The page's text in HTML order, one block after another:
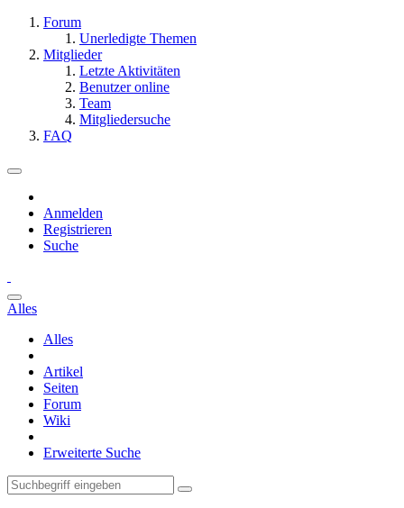
Forum
Unerledigte Themen
Mitglieder
Letzte Aktivitäten
Benutzer online
Team
Mitgliedersuche
FAQ
Anmelden
Registrieren
Suche
Alles
Alles
Artikel
Seiten
Forum
Wiki
Erweiterte Suche